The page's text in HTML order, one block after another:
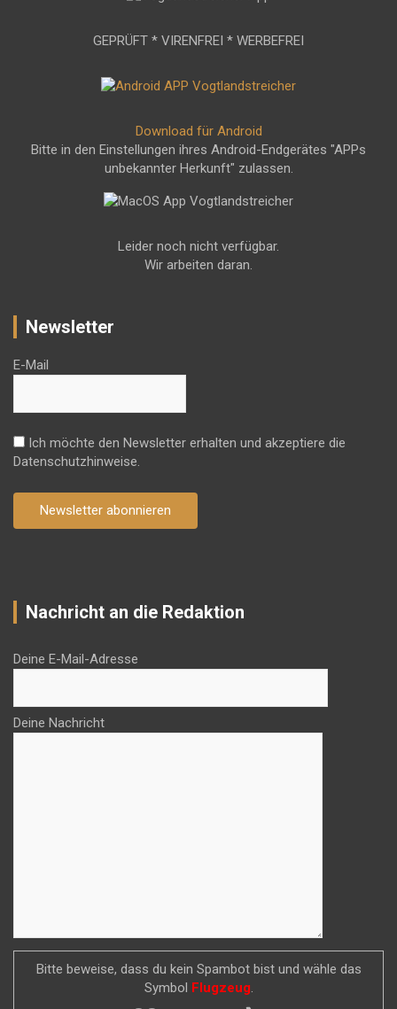
GEPRÜFT * VIRENFREI * WERBEFREI
Download für Android
Bitte in den Einstellungen ihres Android-Endgerätes "APPs
unbekannter Herkunft" zulassen.
Leider noch nicht verfügbar.
Wir arbeiten daran.
Newsletter
E-Mail
Ich möchte den Newsletter erhalten und akzeptiere die
Datenschutzhinweise.
Newsletter abonnieren
Nachricht an die Redaktion
Deine E-Mail-Adresse
Deine Nachricht
Bitte beweise, dass du kein Spambot bist und wähle das
Symbol Flugzeug.